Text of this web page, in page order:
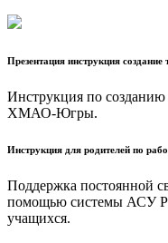
Презентация инструкция
Инструкция по
ХМАО-Югры.
Инструкция для родителей по
Поддержка постоянной
помощью системы АСУ
учащихся.